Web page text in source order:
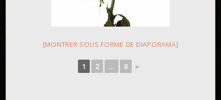
[MONTRER SOUS FORME DE DIAPORAMA]
1 2 ... 8 ►